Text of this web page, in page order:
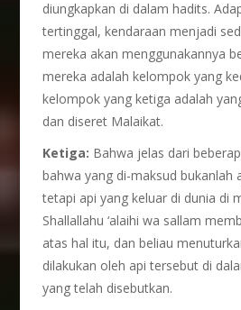
diungkapkan di dalam hadits.
tertinggal, kendaraan menjadi
mereka akan menggunakannya
mereka adalah kelompok yang
kelompok yang ketiga adalah
dan diseret Malaikat.
Ketiga: Bahwa jelas dari
bahwa yang di-maksud bukanlah
tetapi api yang keluar di dunia di
Shallallahu ‘alaihi wa sallam
atas hal itu, dan beliau
dilakukan oleh api tersebut di
yang telah disebutkan.